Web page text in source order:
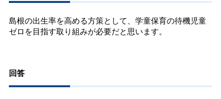
島根の出生率を高める方策として、学童保育の待機児童
ゼロを目指す取り組みが必要だと思います。
回答